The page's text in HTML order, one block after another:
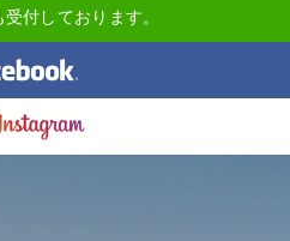
付しております。